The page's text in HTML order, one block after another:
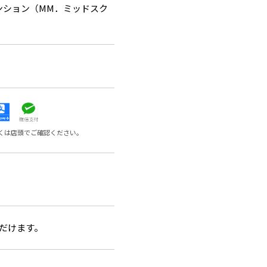
ョン（MM．ミッドスク
店頭でご確認ください。
けます。